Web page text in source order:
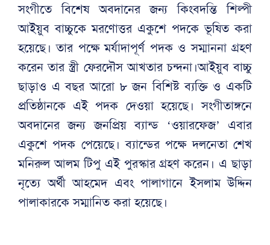
সংগীতে বিশেষ অবদানের জন্য কিংবদন্তি শিল্পী
আইয়ুব বাচ্চুকে মরণোত্তর একুশে পদকে ভূষিত করা
হয়েছে। তার পক্ষে মর্যাদাপূর্ণ পদক ও সম্মাননা গ্রহণ
করেন তার স্ত্রী ফেরদৌস আখতার চন্দনা।আইয়ুব বাচ্চু
ছাড়াও এ বছর আরো ৮ জন বিশিষ্ট ব্যক্তি ও একটি
প্রতিষ্ঠানকে এই পদক দেওয়া হয়েছে। সংগীতাঙ্গনে
অবদানের জন্য জনপ্রিয় ব্যান্ড ‘ওয়ারফেজ’ এবার
একুশে পদক পেয়েছে। ব্যান্ডের পক্ষে দলনেতা শেখ
মনিরুল আলম টিপু এই পুরস্কার গ্রহণ করেন। এ ছাড়া
নৃত্যে অর্থী আহমেদ এবং পালাগানে ইসলাম উদ্দিন
পালাকারকে সম্মানিত করা হয়েছে।